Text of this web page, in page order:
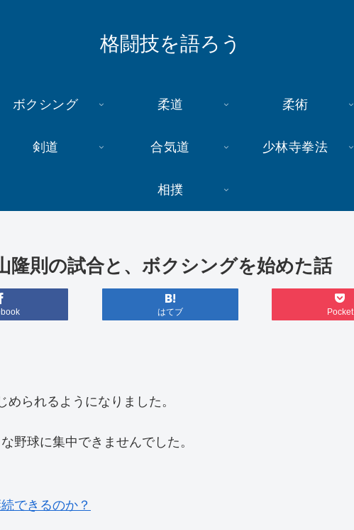
格闘技を語ろう
ボクシング 柔道 柔術
剣道 合気道 少林寺拳法
相撲
隆則の試合と、ボクシングを始めた話
はてブ Pocket
られるようになりました。
野球に集中できませんでした。
できるのか？